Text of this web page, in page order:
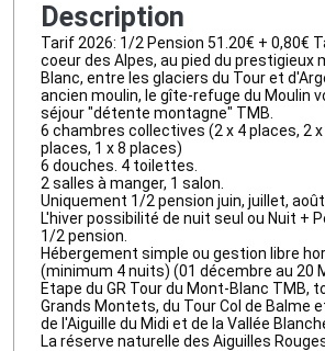
Description
Tarif 2026: 1/2 Pension 51.20€ + 0,80€
coeur des Alpes, au pied du prestigieux
Blanc, entre les glaciers du Tour et
ancien moulin, le gîte-refuge du Moulin
séjour "détente montagne" TMB.
6 chambres collectives (2 x 4 places, 2 x
places, 1 x 8 places)
6 douches. 4 toilettes.
2 salles à manger, 1 salon.
Uniquement 1/2 pension juin, juillet,
L'hiver possibilité de nuit seul ou Nuit +
1/2 pension.
Hébergement simple ou gestion libre
(minimum 4 nuits) (01 décembre au 20
Etape du GR Tour du Mont-Blanc TMB,
Grands Montets, du Tour Col de Balme
de l'Aiguille du Midi et de la Vallée
La réserve naturelle des Aiguilles